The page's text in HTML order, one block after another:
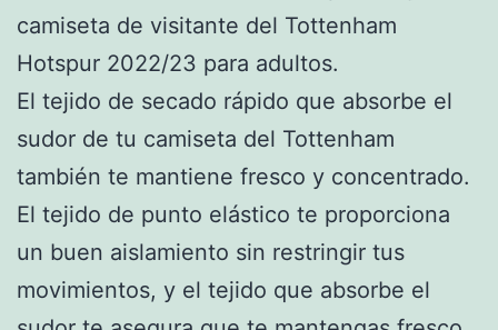
camiseta de visitante del Tottenham
Hotspur 2022/23 para adultos.
El tejido de secado rápido que absorbe el
sudor de tu camiseta del Tottenham
también te mantiene fresco y concentrado.
El tejido de punto elástico te proporciona
un buen aislamiento sin restringir tus
movimientos, y el tejido que absorbe el